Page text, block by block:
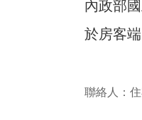
內政部
於房客
聯絡人：